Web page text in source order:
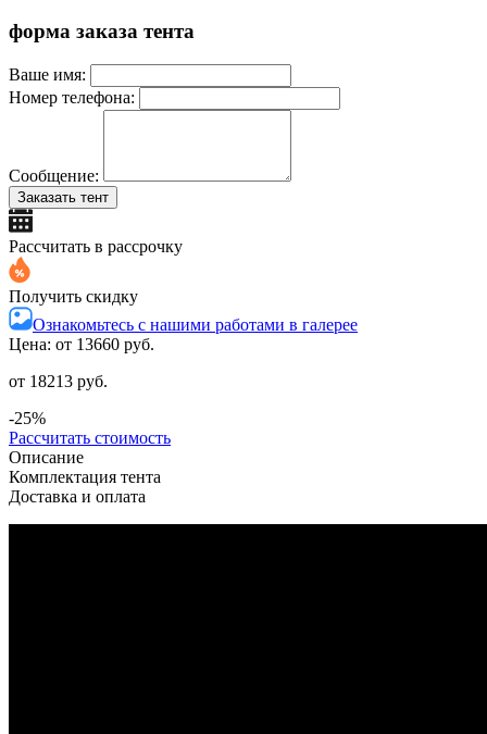
форма заказа тента
Ваше имя:
Номер телефона:
Сообщение:
Заказать тент
Рассчитать в рассрочку
Получить скидку
Ознакомьтесь с нашими работами в галерее
Цена: от 13660 руб.
от 18213 руб.
-25%
Рассчитать стоимость
Описание
Комплектация тента
Доставка и оплата